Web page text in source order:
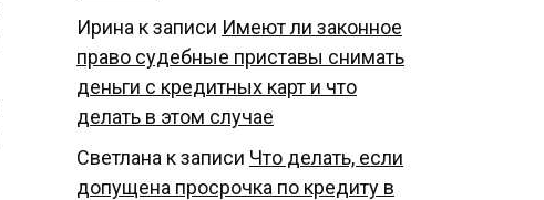
Ирина к записи Имеют ли законное
право судебные приставы снимать
деньги с кредитных карт и что
делать в этом случае
Светлана к записи Что делать, если
допущена просрочка по кредиту в